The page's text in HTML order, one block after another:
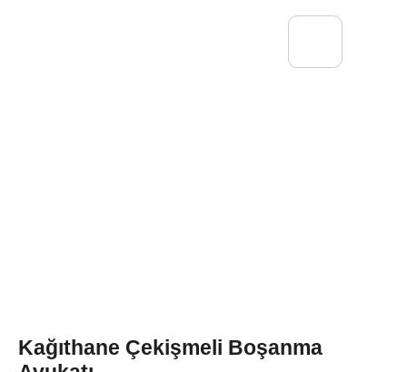
Kağıthane Çekişmeli Boşanma